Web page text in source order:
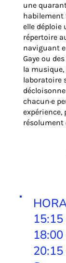
une
habilement
elle déploie
répertoire
naviguant
Gaye ou
la
laboratoire
chacun·e
résolument
20:15